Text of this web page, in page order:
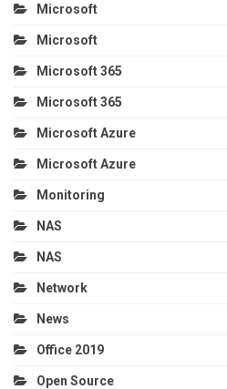
Microsoft
Microsoft
Microsoft 365
Microsoft 365
Microsoft Azure
Microsoft Azure
Monitoring
NAS
NAS
Network
News
Office 2019
Open Source